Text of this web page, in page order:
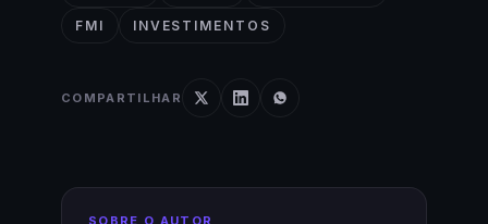
FMI INVESTIMENTOS
COMPARTILHAR